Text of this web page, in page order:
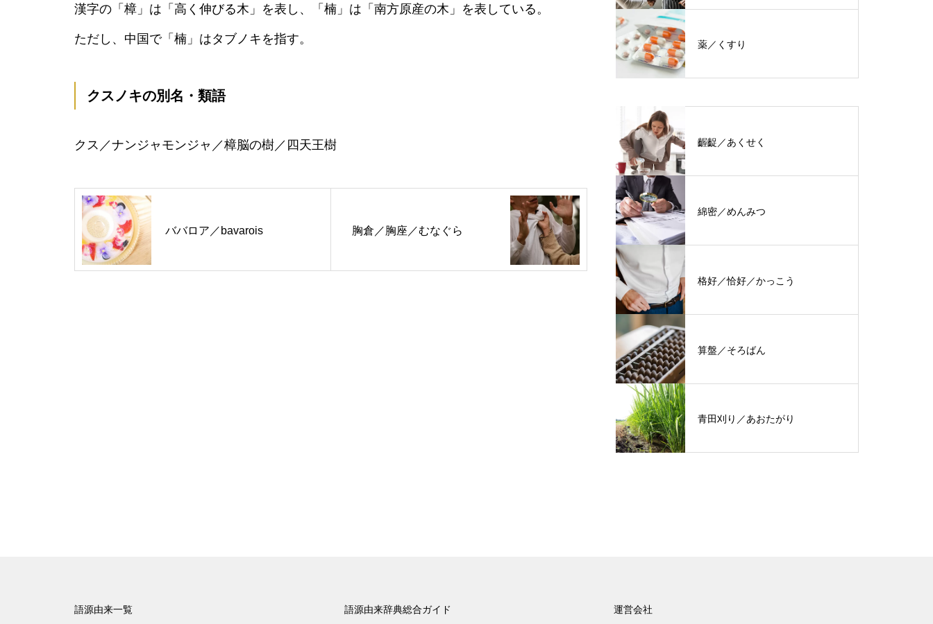
漢字の「樟」は「高く伸びる木」を表し、「楠」は「南方原産の木」を表している。
ただし、中国で「楠」はタブノキを指す。
クスノキの別名・類語
クス／ナンジャモンジャ／樟脳の樹／四天王樹
ババロア／bavarois 胸倉／胸座／むなぐら
薬／くすり
齷齪／あくせく
綿密／めんみつ
格好／恰好／かっこう
算盤／そろばん
青田刈り／あおたがり
語源由来一覧 語源由来辞典総合ガイド 運営会社